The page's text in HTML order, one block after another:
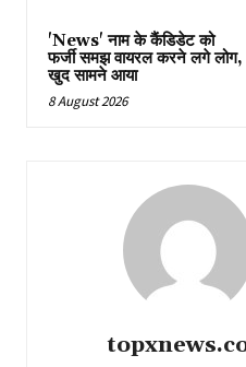
'News' नाम के कैंडिडेट को
फर्जी समझ वायरल करने लगे लोग,
खुद सामने आया
8 August 2026